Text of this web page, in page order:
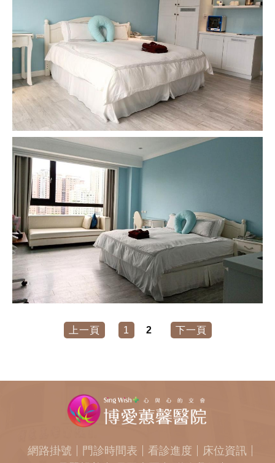
上一頁 1 2 下一頁
網路掛號 門診時間表 看診進度
床位資訊